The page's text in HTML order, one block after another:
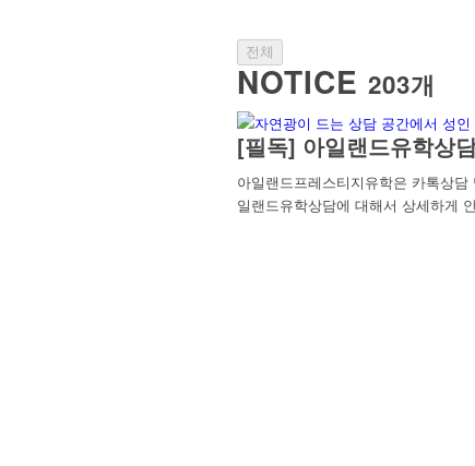
전체
NOTICE 203개
[필독] 아일랜드유학상
아일랜드프레스티지유학은 카톡상
일랜드유학상담에 대해서 상세하게